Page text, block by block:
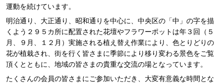
運動を続けています。
明治通り、大正通り、昭和通りを中心に、中央区の「中」の字を描
くよう２９５カ所に配置された花壇やフラワーポットは年３回（５
月、９月、１２月）実施される植え替え作業により、色とりどりの
花が植栽され、街を行く皆さまに季節により移り変わる景色をご覧
頂くとともに、地域の皆さまの貴重な交流の場となっています。
たくさんの会員の皆さまにご参加いただき、大変有意義な時間とな